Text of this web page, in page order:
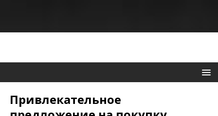
Привлекательное